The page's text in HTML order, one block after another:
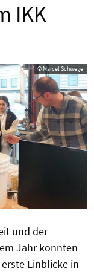
IKK
© Marcel Schwetje
und der
Jahr konnten
Einblicke in